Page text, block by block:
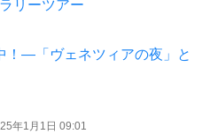
リーツアー
！―「ヴェネツィアの夜」と
年1月1日 09:01